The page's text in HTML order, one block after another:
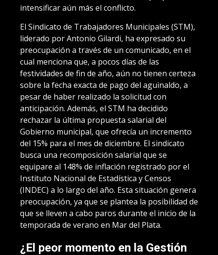
intensificar aún más el conflicto.
El Sindicato de Trabajadores Municipales (STM),
liderado por Antonio Gilardi, ha expresado su
preocupación a través de un comunicado, en el
cual menciona que, a pocos días de las
festividades de fin de año, aún no tienen certeza
sobre la fecha exacta de pago del aguinaldo, a
pesar de haber realizado la solicitud con
anticipación. Además, el STM ha decidido
rechazar la última propuesta salarial del
Gobierno municipal, que ofrecía un incremento
del 15% para el mes de diciembre. El sindicato
busca una recomposición salarial que se
equipare al 148% de inflación registrado por el
Instituto Nacional de Estadística y Censos
(INDEC) a lo largo del año. Esta situación genera
preocupación, ya que se plantea la posibilidad de
que se lleven a cabo paros durante el inicio de la
temporada de verano en Mar del Plata.
¿El peor momento en la Gestión